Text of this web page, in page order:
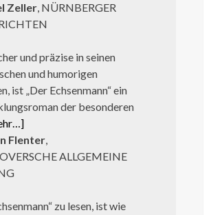
Zeller, NÜRNBERGER
und präzise in seinen
und humorigen
ist „Der Echsenmann“ ein
der besonderen
Flenter,
ALLGEMEINE
zu lesen, ist wie